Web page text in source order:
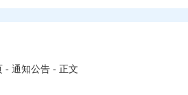
- 通知公告 - 正文